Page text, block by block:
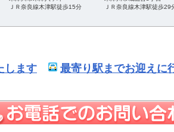
ＪＲ奈良線木津駅徒歩15分
ＪＲ奈良線木津駅徒歩29
します 最寄り駅までお迎えに